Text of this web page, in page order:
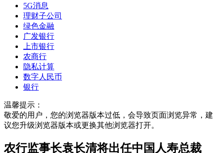
5G消息
理财子公司
绿色金融
广发银行
上市银行
农商行
隐私计算
数字人民币
银行
温馨提示：
敬爱的用户，您的浏览器版本过低，会导致页面浏览异常，建
议您升级浏览器版本或更换其他浏览器打开。
农行监事长袁长清将出任中国人寿总裁